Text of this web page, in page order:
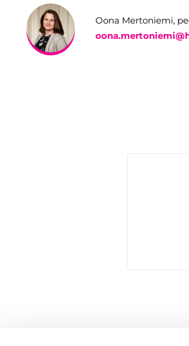
Oona Mertoniemi,